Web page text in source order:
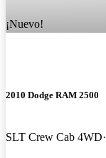
¡Nuevo!
2010 Dodge RAM 2500
SLT Crew Cab 4WD